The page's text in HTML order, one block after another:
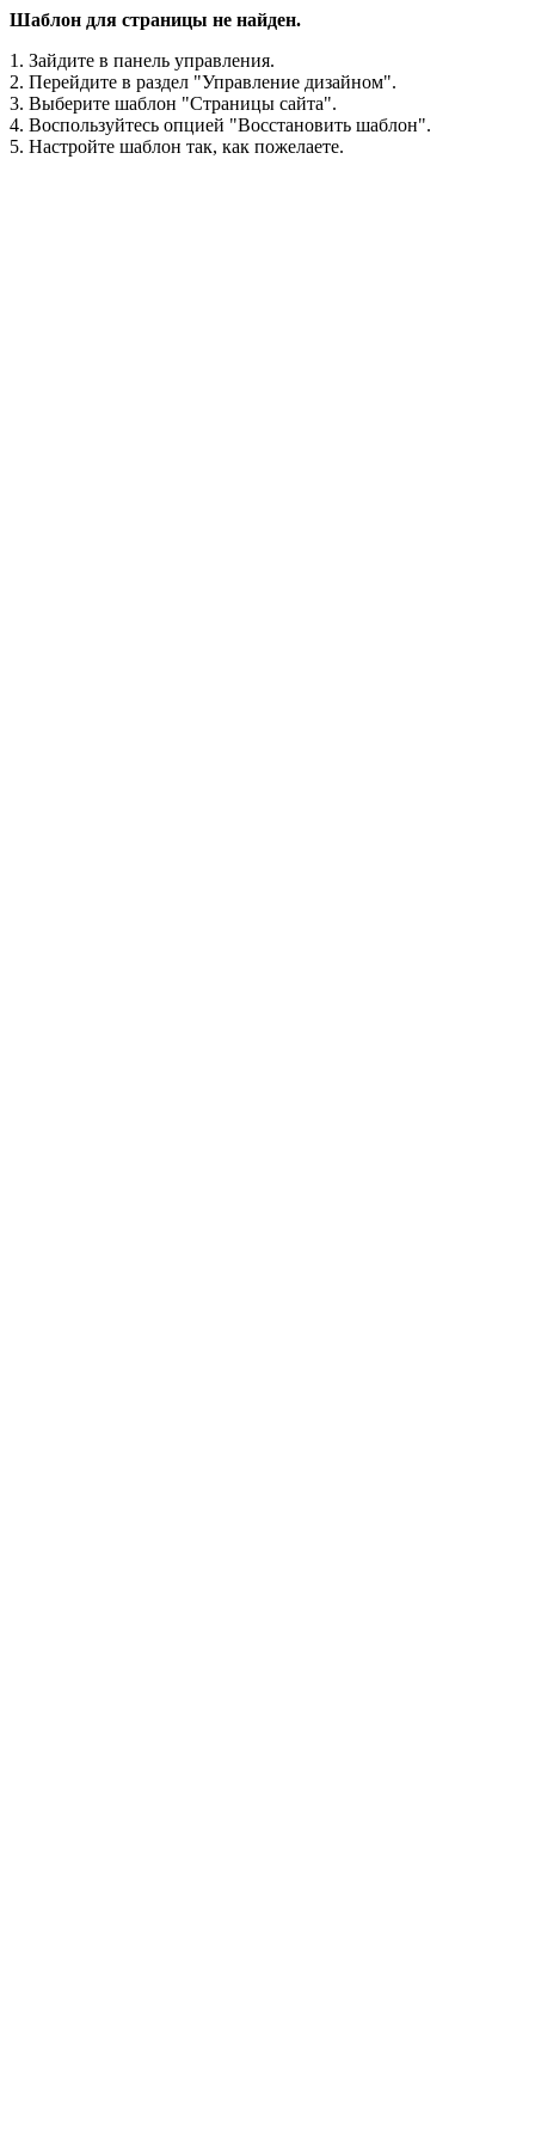
Шаблон для страницы не найден.
1. Зайдите в панель управления.
2. Перейдите в раздел "Управление дизайном".
3. Выберите шаблон "Страницы сайта".
4. Воспользуйтесь опцией "Восстановить шаблон".
5. Настройте шаблон так, как пожелаете.